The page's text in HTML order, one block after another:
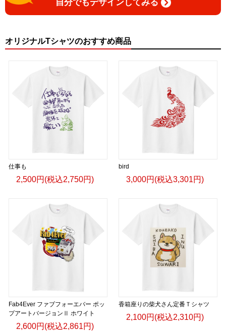
自分でもデザインしてみる
オリジナルTシャツのおすすめ商品
仕事も
2,500円(税込2,750円)
bird
3,000円(税込3,301円)
Fab4Ever ファブフォーエバー ポッ
プアートバージョンⅡ ホワイト
2,600円(税込2,861円)
香箱座りの柴犬さん定番Ｔシャツ
2,100円(税込2,310円)